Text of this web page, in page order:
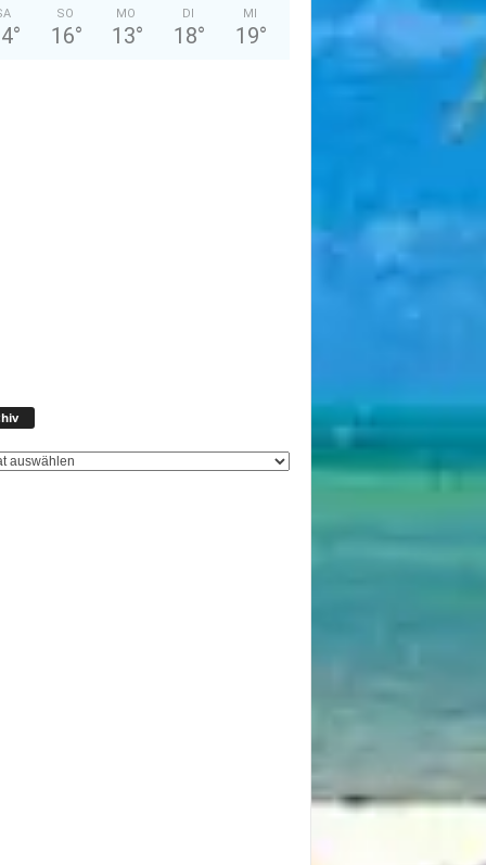
°
SO
16°
MO
13°
DI
18°
MI
19°